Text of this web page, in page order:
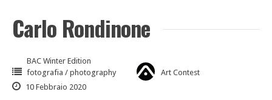
Carlo Rondinone
BAC Winter Edition
fotografia / photography
Art Contest
10 Febbraio 2020